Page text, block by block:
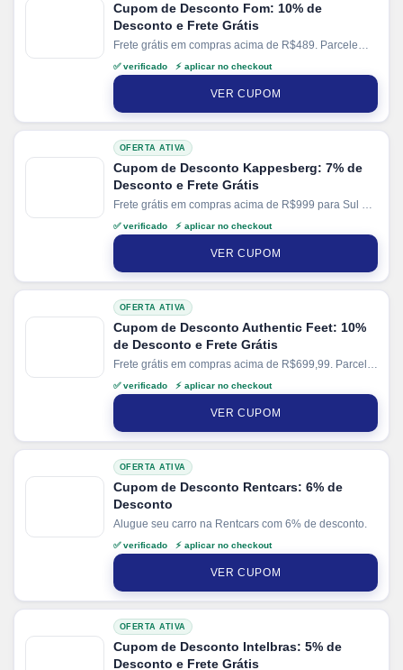
Cupom de Desconto Fom: 10% de
Desconto e Frete Grátis
Frete grátis em compras acima de R$489. Parcele
suas compras em até 8x sem juros no cartão. Ganhe
+ 5% de desconto em pagamentos via PIX.
✅ verificado ⚡ aplicar no checkout
VER CUPOM
OFERTA ATIVA
Cupom de Desconto Kappesberg: 7% de
Desconto e Frete Grátis
Frete grátis em compras acima de R$999 para Sul e
SP. Parcele suas compras em até 12x sem juros no
cartão. Ganhe + 12% de desconto em pagamentos
✅ verificado ⚡ aplicar no checkout
VER CUPOM
OFERTA ATIVA
Cupom de Desconto Authentic Feet: 10%
de Desconto e Frete Grátis
Frete grátis em compras acima de R$699,99. Parcele
suas compras em até 10x sem juros no cartão. Ganhe
+ 5% de desconto em pagamentos via PIX. Ganhe +
10% de cashback direto no site.
✅ verificado ⚡ aplicar no checkout
VER CUPOM
OFERTA ATIVA
Cupom de Desconto Rentcars: 6% de
Desconto
Alugue seu carro na Rentcars com 6% de desconto.
✅ verificado ⚡ aplicar no checkout
VER CUPOM
OFERTA ATIVA
Cupom de Desconto Intelbras: 5% de
Desconto e Frete Grátis